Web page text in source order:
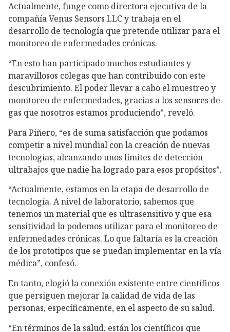
Actualmente, funge como directora ejecutiva de la
compañía Venus Sensors LLC y trabaja en el
desarrollo de tecnología que pretende utilizar para el
monitoreo de enfermedades crónicas.
“En esto han participado muchos estudiantes y
maravillosos colegas que han contribuido con este
descubrimiento. El poder llevar a cabo el muestreo y
monitoreo de enfermedades, gracias a los sensores de
gas que nosotros estamos produciendo”, reveló.
Para Piñero, “es de suma satisfacción que podamos
competir a nivel mundial con la creación de nuevas
tecnologías, alcanzando unos límites de detección
ultrabajos que nadie ha logrado para esos propósitos”.
“Actualmente, estamos en la etapa de desarrollo de
tecnología. A nivel de laboratorio, sabemos que
tenemos un material que es ultrasensitivo y que esa
sensitividad la podemos utilizar para el monitoreo de
enfermedades crónicas. Lo que faltaría es la creación
de los prototipos que se puedan implementar en la vía
médica”, confesó.
En tanto, elogió la conexión existente entre científicos
que persiguen mejorar la calidad de vida de las
personas, específicamente, en el aspecto de su salud.
“En términos de la salud, están los científicos que